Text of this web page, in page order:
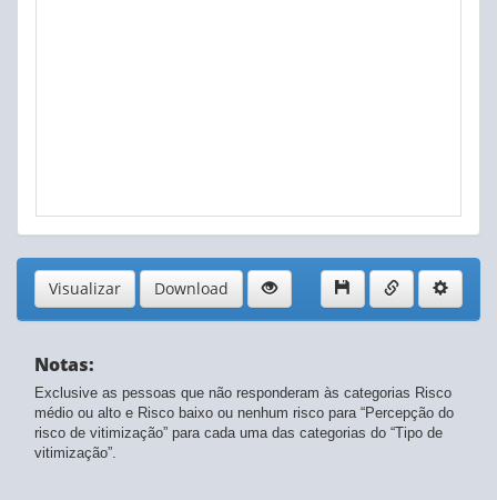
Visualizar Download
Notas:
Exclusive as pessoas que não responderam às categorias Risco
médio ou alto e Risco baixo ou nenhum risco para “Percepção do
risco de vitimização” para cada uma das categorias do “Tipo de
vitimização”.